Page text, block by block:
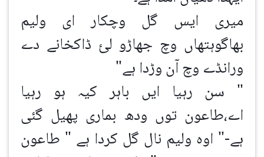
میری ایس گل وچکار ای ولیم
بھاگوہتھاں وچ جھاڑو لئ ڈاکخانے دے
ورانڈے وچ آن وڑدا ہے"
" سن رہیا ایں باہر کیہ ہو رہیا
اے،طاعون توں ودھ بماری پھیل گئی
ہے-" اوہ ولیم نال گل کردا ہے " طاعون